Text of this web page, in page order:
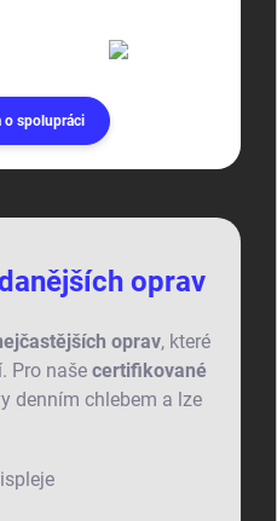
o spolupráci
oprav
oprav, které
Pro naše certifikované
denním chlebem a lze